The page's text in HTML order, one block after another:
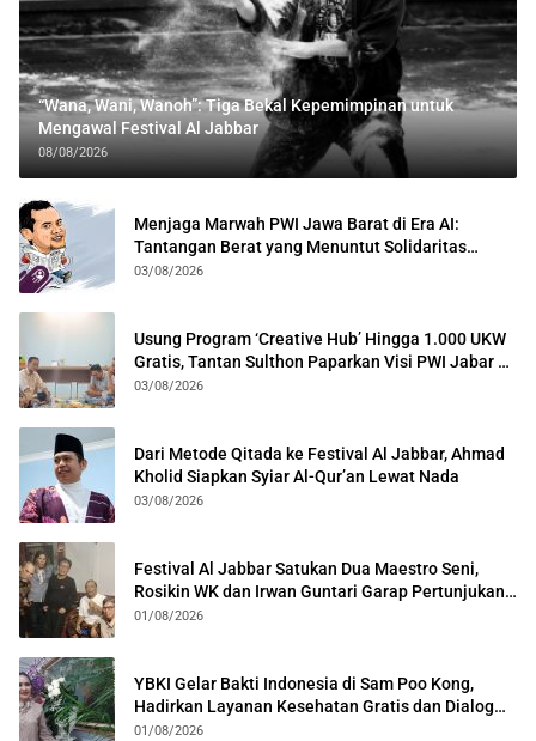
“Wana, Wani, Wanoh”: Tiga Bekal Kepemimpinan untuk
Mengawal Festival Al Jabbar
08/08/2026
Menjaga Marwah PWI Jawa Barat di Era AI:
Tantangan Berat yang Menuntut Solidaritas
Lintas Generasi
03/08/2026
Usung Program ‘Creative Hub’ Hingga 1.000 UKW
Gratis, Tantan Sulthon Paparkan Visi PWI Jabar di
Kota Bogor
03/08/2026
Dari Metode Qitada ke Festival Al Jabbar, Ahmad
Kholid Siapkan Syiar Al-Qur’an Lewat Nada
03/08/2026
Festival Al Jabbar Satukan Dua Maestro Seni,
Rosikin WK dan Irwan Guntari Garap Pertunjukan
Kolosal
01/08/2026
YBKI Gelar Bakti Indonesia di Sam Poo Kong,
Hadirkan Layanan Kesehatan Gratis dan Dialog
Kebangsaan
01/08/2026